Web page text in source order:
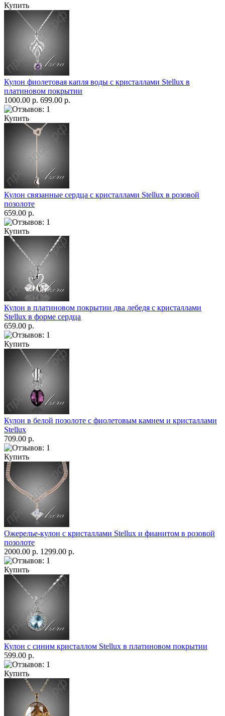
Купить
Кулон фиолетовая капля воды с кристаллами Stellux в
платиновом покрытии
1000.00 р. 699.00 р.
Купить
Кулон связанные сердца с кристаллами Stellux в розовой
позолоте
659.00 р.
Купить
Кулон в платиновом покрытии два лебедя с кристаллами
Stellux в форме сердца
659.00 р.
Купить
Кулон в белой позолоте с фиолетовым камнем и кристаллами
Stellux
709.00 р.
Купить
Ожерелье-кулон с кристаллами Stellux и фианитом в розовой
позолоте
2000.00 р. 1299.00 р.
Купить
Кулон с синим кристаллом Stellux в платиновом покрытии
599.00 р.
Купить